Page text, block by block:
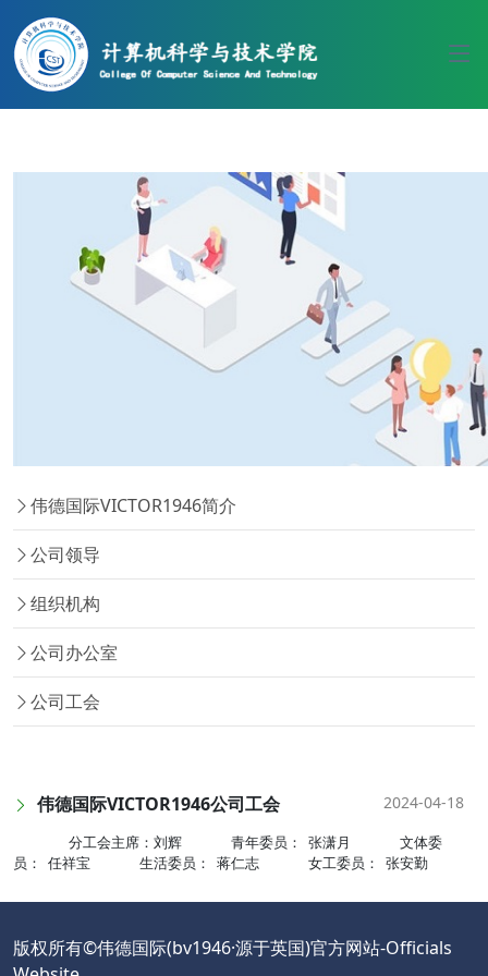
伟德国际(bv1946·源于英国)官方网
站-Officials Website
​伟德国际VICTOR1946简介
公司领导
组织机构
公司办公室
公司工会
伟德国际VICTOR1946公司工会 2024-04-18
分工会主席：刘辉 青年委员： 张潇月 文体委
员： 任祥宝 生活委员： 蒋仁志 女工委员： 张安勤
版权所有©伟德国际(bv1946·源于英国)官方网站-Officials